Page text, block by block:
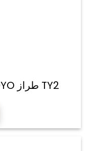
رافعة سلسلة كهربائية TOYO طراز TY2